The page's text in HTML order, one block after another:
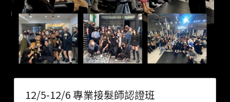
12/5-12/6 專業接髮師認證班